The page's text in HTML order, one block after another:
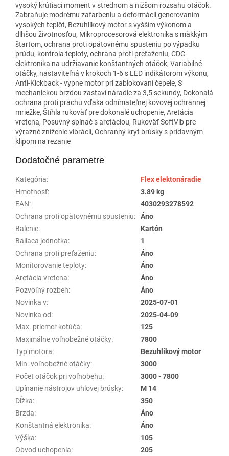
vysoký krútiaci moment v strednom a nižšom rozsahu otáčok.
Zabraňuje modrému zafarbeniu a deformácii generovaním
vysokých teplôt, Bezuhlíkový motor s vyšším výkonom a
dlhšou životnosťou, Mikroprocesorová elektronika s mäkkým
štartom, ochrana proti opätovnému spusteniu po výpadku
prúdu, kontrola teploty, ochrana proti preťaženiu, CDC-
elektronika na udržiavanie konštantných otáčok, Variabilné
otáčky, nastaviteľná v krokoch 1-6 s LED indikátorom výkonu,
Anti-Kickback - vypne motor pri zablokovaní čepele, S
mechanickou brzdou zastaví náradie za 3,5 sekundy, Dokonalá
ochrana proti prachu vďaka odnímateľnej kovovej ochrannej
mriežke, Štíhla rukoväť pre dokonalé uchopenie, Aretácia
vretena, Posuvný spínač s aretáciou, Rukoväť SoftVib pre
výrazné zníženie vibrácií, Ochranný kryt brúsky s prídavným
klipom na rezanie
Dodatočné parametre
Kategória:
Flex elektonáradie
Hmotnosť:
3.89 kg
EAN:
4030293278592
Ochrana proti opätovnému spusteniu:
Áno
Balenie:
Kartón
Baliaca jednotka:
1
Ochrana proti preťaženiu:
Áno
Monitorovanie teploty:
Áno
Aretácia vretena:
Áno
Pozvoľný rozbeh:
Áno
Novinka v:
2025-07-01
Novinka od:
2025-04-09
Max. priemer kotúča:
125
Maximálne voľnobežné otáčky:
7800
Typ motora:
Bezuhlíkový motor
Min. voľnobežné otáčky:
3000
Počet otáčok pri voľnobehu:
3000 - 7800
Upínanie nástrojov uhlovej brúsky:
M 14
Dĺžka:
350
Brzda:
Áno
Konštantná elektronika:
Áno
Výška:
105
Obvod uchopenia:
205